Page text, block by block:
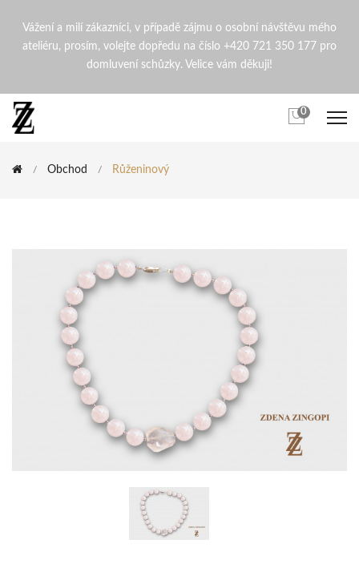
Růženinový | ZdenaZingopi
Vážení a milí zákazníci, v případě zájmu o osobní návštěvu mého
ateliéru, prosím, volejte dopředu na číslo +420 721 350 177 pro
domluvení schůzky. Velice vám děkuji!
0
Obchod Růženinový